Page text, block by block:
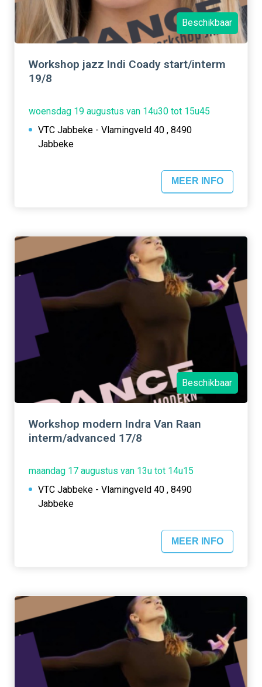
Beschikbaar
Workshop jazz Indi Coady start/interm
19/8
woensdag 19 augustus van 14u30 tot 15u45
VTC Jabbeke - Vlamingveld 40 , 8490
Jabbeke
MEER INFO
Beschikbaar
Workshop modern Indra Van Raan
interm/advanced 17/8
maandag 17 augustus van 13u tot 14u15
VTC Jabbeke - Vlamingveld 40 , 8490
Jabbeke
MEER INFO